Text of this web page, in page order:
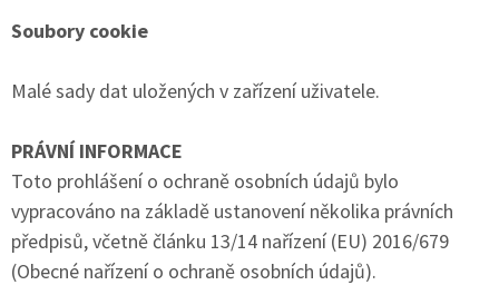
Soubory cookie
Malé sady dat uložených v zařízení uživatele.
PRÁVNÍ INFORMACE
Toto prohlášení o ochraně osobních údajů bylo
vypracováno na základě ustanovení několika právních
předpisů, včetně článku 13/14 nařízení (EU) 2016/679
(Obecné nařízení o ochraně osobních údajů).